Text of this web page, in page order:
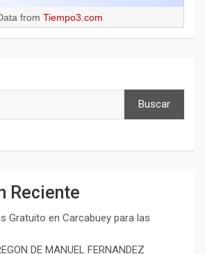
from Tiempo3.com
Buscar
Reciente
Gratuito en Carcabuey para las
DE MANUEL FERNANDEZ